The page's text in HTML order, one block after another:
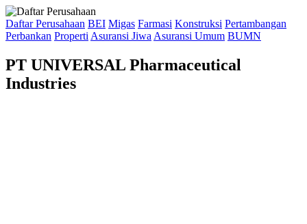
Daftar Perusahaan BEI Migas Farmasi Konstruksi Pertambangan
Perbankan Properti Asuransi Jiwa Asuransi Umum BUMN
PT UNIVERSAL Pharmaceutical
Industries